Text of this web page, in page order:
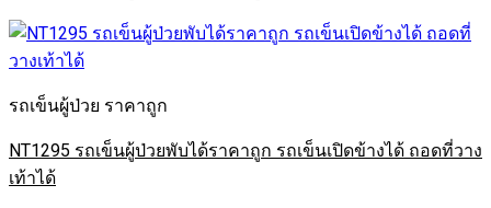
รถเข็นผู้ป่วย ราคาถูก
NT1295 รถเข็นผู้ป่วยพับได้ราคาถูก รถเข็นเปิดข้างได้ ถอดที่วาง
เท้าได้